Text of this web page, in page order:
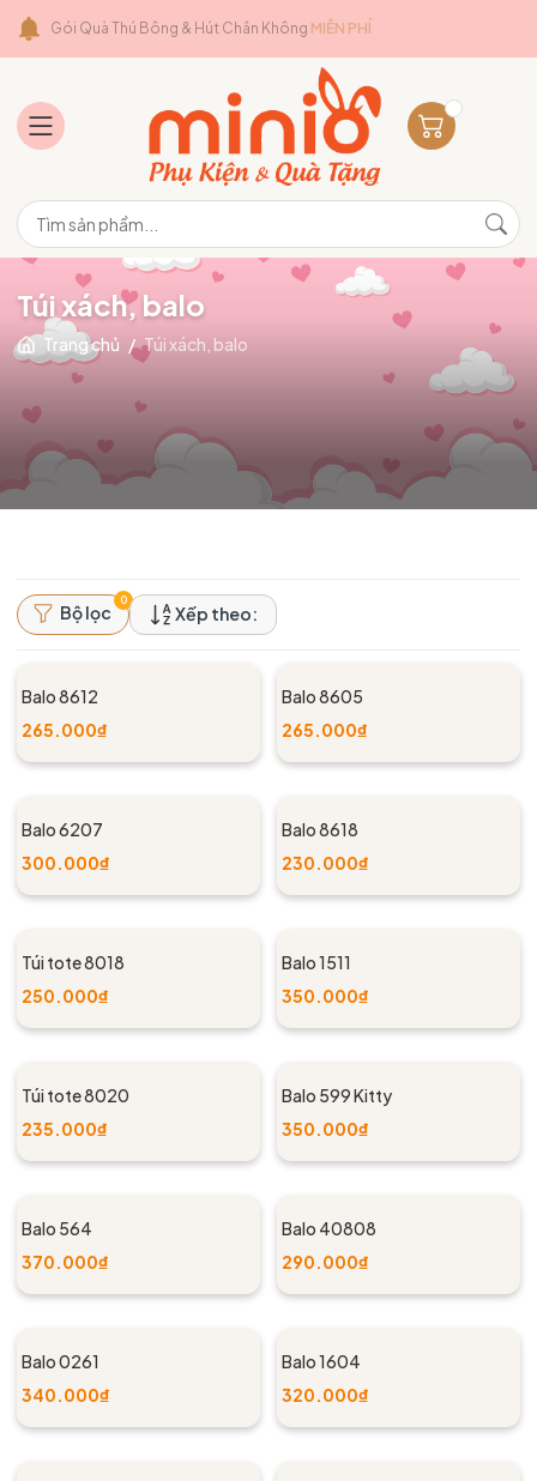
Gói Quà Thú Bông & Hút Chân Không MIỄN PHÍ
Túi xách, balo
Trang chủ / Túi xách, balo
Bộ lọc
0
Xếp theo:
Balo 8612
265.000₫
Balo 8605
265.000₫
Balo 6207
300.000₫
Balo 8618
230.000₫
Túi tote 8018
250.000₫
Balo 1511
350.000₫
Túi tote 8020
235.000₫
Balo 599 Kitty
350.000₫
Balo 564
370.000₫
Balo 40808
290.000₫
Balo 0261
340.000₫
Balo 1604
320.000₫